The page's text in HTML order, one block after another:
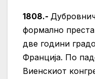
1808.-
формално
две години
Франција. По
Виенскиот